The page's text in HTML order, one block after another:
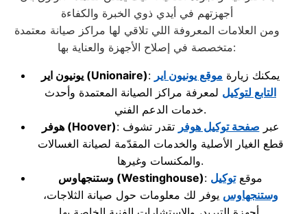
أجهزتهم في أيدي ذوي الخبرة والكفاءة
ومن العلامات المعروفة اللي تلاقي لها مراكز صيانة معتمدة
متخصصة في إصلاح الأجهزة والعناية بها:
يونيون اير (Unionaire) : يمكنك زيارة موقع يونيون اير
التابع لتوكيل لمعرفة مراكز الصيانة المعتمدة وأحدث
خدمات الدعم الفني.
هوفر(Hoover) : عبر صفحة توكيل هوفر تقدر تشوف
قطع الغيار الأصلية والخدمات المقدّمة لصيانة الغسالات
والمكنسات وغيرها.
وستنجهاوس (Westinghouse) : موقعتوكيل
وستنجهاوس يوفر لك معلومات حول صيانة الثلاجات،